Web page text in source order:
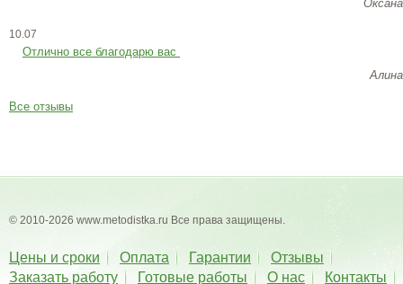
Оксана
10.07
Отлично все благодарю вас
Алина
Все отзывы
© 2010-2026 www.metodistka.ru Все права защищены.
Цены и сроки Оплата Гарантии
Отзывы
Заказать работу
Готовые работы О нас Контакты